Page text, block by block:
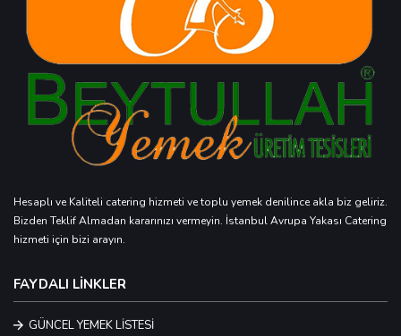
Hesaplı ve Kaliteli catering hizmeti ve toplu yemek denilince akla biz geliriz.
Bizden Teklif Almadan kararınızı vermeyin. İstanbul Avrupa Yakası Catering
hizmeti için bizi arayın.
FAYDALI LİNKLER
GÜNCEL YEMEK LİSTESİ